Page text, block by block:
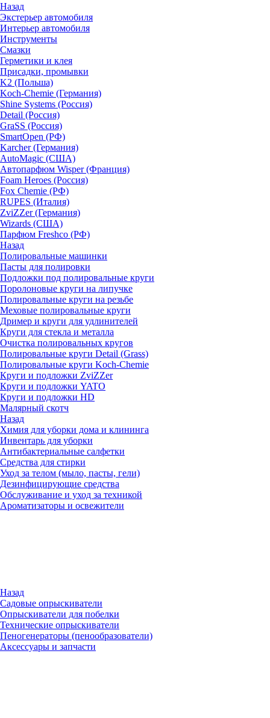
Назад
Экстерьер автомобиля
Интерьер автомобиля
Инструменты
Смазки
Герметики и клея
Присадки, промывки
K2 (Польша)
Koch-Chemie (Германия)
Shine Systems (Россия)
Detail (Россия)
GraSS (Россия)
SmartOpen (РФ)
Karcher (Германия)
AutoMagic (США)
Автопарфюм Wisper (Франция)
Foam Heroes (Россия)
Fox Chemie (РФ)
RUPES (Италия)
ZviZZer (Германия)
Wizards (США)
Парфюм Freshco (РФ)
Назад
Полировальные машинки
Пасты для полировки
Подложки под полировальные круги
Поролоновые круги на липучке
Полировальные круги на резьбе
Меховые полировальные круги
Дример и круги для удлинителей
Круги для стекла и металла
Очистка полировальных кругов
Полировальные круги Detail (Grass)
Полировальные круги Koch-Chemie
Круги и подложки ZviZZer
Круги и подложки YATO
Круги и подложки HD
Малярный скотч
Назад
Химия для уборки дома и клининга
Инвентарь для уборки
Антибактериальные салфетки
Средства для стирки
Уход за телом (мыло, пасты, гели)
Дезинфицирующие средства
Обслуживание и уход за техникой
Ароматизаторы и освежители
Назад
Садовые опрыскиватели
Опрыскиватели для побелки
Технические опрыскиватели
Пеногенераторы (пенообразователи)
Аксессуары и запчасти